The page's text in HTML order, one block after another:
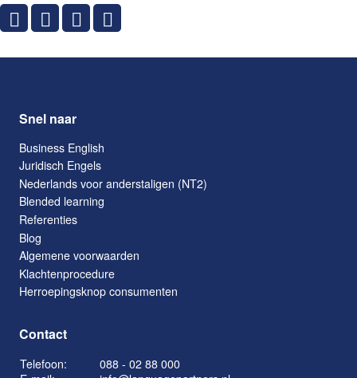
Snel naar
Business English
Juridisch Engels
Nederlands voor anderstaligen (NT2)
Blended learning
Referenties
Blog
Algemene voorwaarden
Klachtenprocedure
Herroepingsknop consumenten
Contact
Telefoon:
088 - 02 88 000